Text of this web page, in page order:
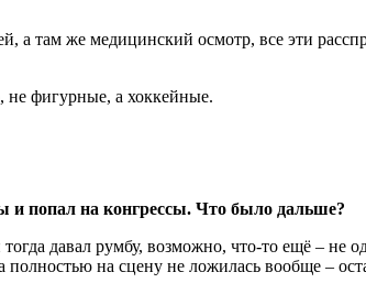
а там же медицинский осмотр, все эти
не фигурные, а хоккейные.
попал на конгрессы. Что было дальше?
давал румбу, возможно, что-то ещё – не
на сцену не ложилась вообще –